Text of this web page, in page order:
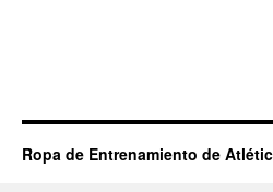
Ropa de Entrenamiento de